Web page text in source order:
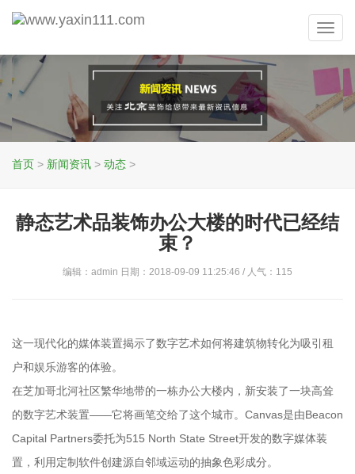
首页 > 新闻资讯 > 动态 >
静态艺术品装饰办公大楼的时代已经结
束？
编辑：admin 日期：2018-09-09 11:25:46 / 人气： 115
这一现代化的媒体装置揭示了数字艺术如何将建筑物转化为吸引租
户和娱乐游客的体验。
在芝加哥北河社区繁华地带的一栋办公大楼内，新安装了一块高耸
的数字艺术装置——它将画笔交给了这个城市。Canvas是由Beacon
Capital Partners委托为515 North State Street开发的数字媒体装
置，利用定制软件创建源自邻域运动的抽象色彩成分。